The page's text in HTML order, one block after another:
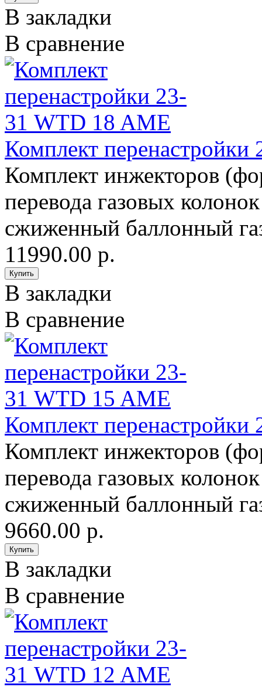
В закладки
В сравнение
Комплект
Комплект инжекторов
перевода газовых
сжиженный баллонный
11990.00 р.
В закладки
В сравнение
Комплект
Комплект инжекторов
перевода газовых
сжиженный баллонный
9660.00 р.
В закладки
В сравнение